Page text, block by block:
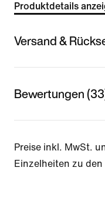
Produktdetails
Versand &
Bewertungen
Preise inkl. MwSt.
Einzelheiten zu